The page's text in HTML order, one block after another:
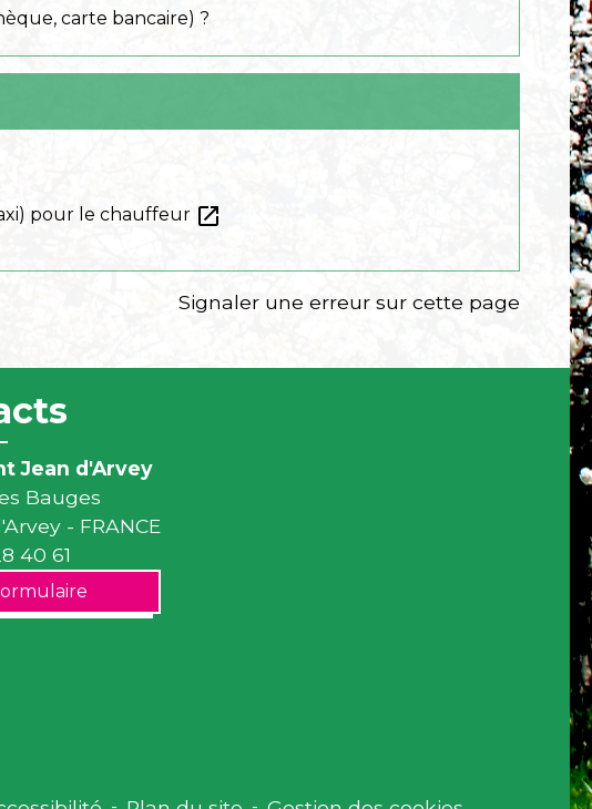
carte bancaire) ?
pour le chauffeur open_in_new
Signaler une erreur sur cette page
Jean d'Arvey
Bauges
- FRANCE
40 61